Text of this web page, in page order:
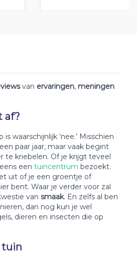
van ervaringen, meningen
af?
waarschijnlijk ‘nee.’ Misschien
paar jaar, maar vaak begint
te kriebelen. Of je krijgt teveel
een tuincentrum bezoekt.
uit of je een groentje of
bent. Waar je verder voor zal
van smaak. En zelfs al ben
dan nog kun je wel
dieren en insecten die op
tuin